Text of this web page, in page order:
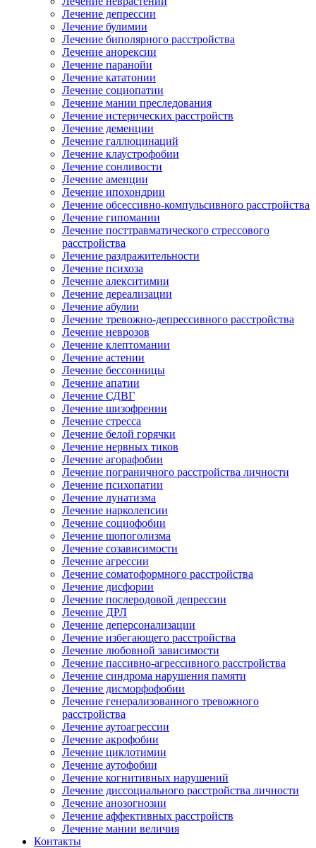
Лечение депрессии
Лечение булимии
Лечение биполярного расстройства
Лечение анорексии
Лечение паранойи
Лечение кататонии
Лечение социопатии
Лечение мании преследования
Лечение истерических расстройств
Лечение деменции
Лечение галлюцинаций
Лечение клаустрофобии
Лечение сонливости
Лечение аменции
Лечение ипохондрии
Лечение обсессивно-компульсивного расстройства
Лечение гипомании
Лечение посттравматического стрессового
расстройства
Лечение раздражительности
Лечение психоза
Лечение алекситимии
Лечение дереализации
Лечение абулии
Лечение тревожно-депрессивного расстройства
Лечение неврозов
Лечение клептомании
Лечение астении
Лечение бессонницы
Лечение апатии
Лечение СДВГ
Лечение шизофрении
Лечение стресса
Лечение белой горячки
Лечение нервных тиков
Лечение агорафобии
Лечение пограничного расстройства личности
Лечение психопатии
Лечение лунатизма
Лечение нарколепсии
Лечение социофобии
Лечение шопоголизма
Лечение созависимости
Лечение агрессии
Лечение соматоформного расстройства
Лечение дисфории
Лечение послеродовой депрессии
Лечение ДРЛ
Лечение деперсонализации
Лечение избегающего расстройства
Лечение любовной зависимости
Лечение пассивно-агрессивного расстройства
Лечение синдрома нарушения памяти
Лечение дисморфофобии
Лечение генерализованного тревожного
расстройства
Лечение аутоагрессии
Лечение акрофобии
Лечение циклотимии
Лечение аутофобии
Лечение когнитивных нарушений
Лечение диссоциального расстройства личности
Лечение анозогнозии
Лечение аффективных расстройств
Лечение мании величия
Контакты